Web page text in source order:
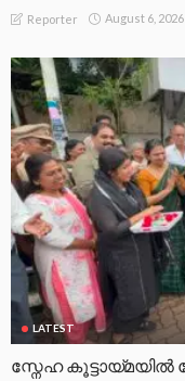
Reporter August 6, 2026
LATEST
സ്നേഹ